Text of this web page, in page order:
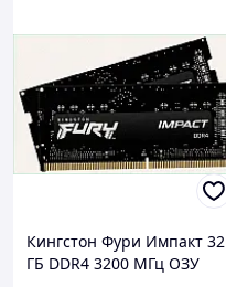
Кингстон Фури Импакт 32
ГБ DDR4 3200 МГц ОЗУ